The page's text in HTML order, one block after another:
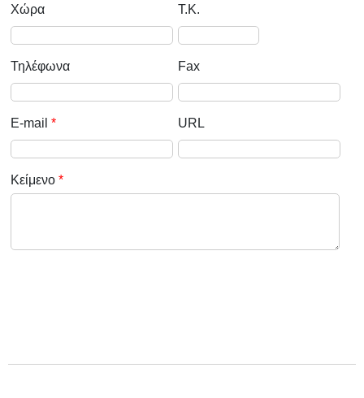
Χώρα T.K.
Τηλέφωνα Fax
E-mail * URL
Κείμενο *